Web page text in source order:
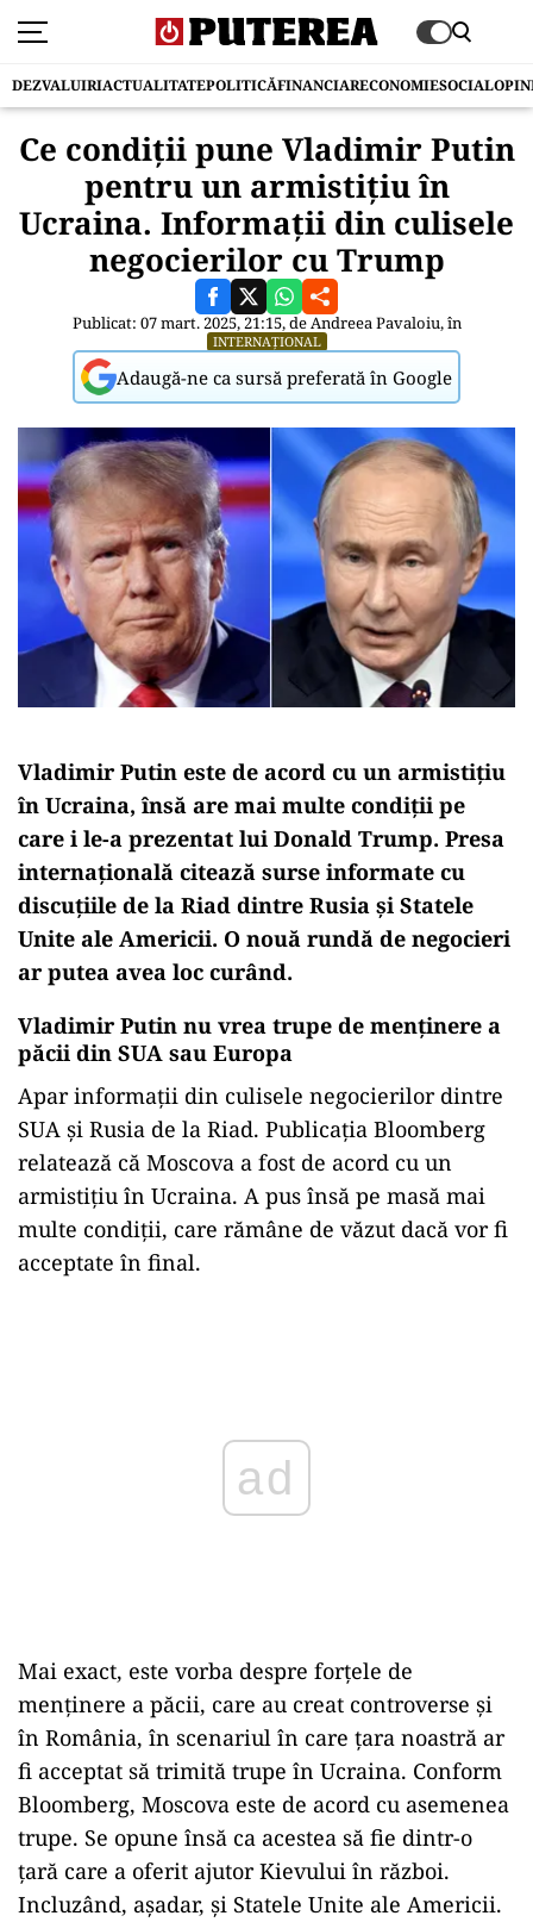
DEZVALUIRIACTUALITATEPOLITICĂFINANCIARECONOMIESOCIAL
Ce condiții pune Vladimir Putin
pentru un armistițiu în
Ucraina. Informații din culisele
negocierilor cu Trump
Publicat: 07 mart. 2025, 21:15, deAndreea Pavaloiu, în
INTERNAȚIONAL
Adaugă-ne ca sursă preferată în Google
Vladimir Putin este de acord cu un armistițiu
în Ucraina, însă are mai multe condiții pe
care i le-a prezentat lui Donald Trump. Presa
internațională citează surse informate cu
discuțiile de la Riad dintre Rusia și Statele
Unite ale Americii. O nouă rundă de negocieri
ar putea avea loc curând.
Vladimir Putin nu vrea trupe de menținere a
păcii din SUA sau Europa
Apar informații din culisele negocierilor dintre
SUA și Rusia de la Riad. Publicația Bloomberg
relatează că Moscova a fost de acord cu un
armistițiu în Ucraina. A pus însă pe masă mai
multe condiții, care rămâne de văzut dacă vor fi
acceptate în final.
Mai exact, este vorba despre forțele de
menținere a păcii, care au creat controverse și
în România, în scenariul în care țara noastră ar
fi acceptat să trimită trupe în Ucraina. Conform
Bloomberg, Moscova este de acord cu asemenea
trupe. Se opune însă ca acestea să fie dintr-o
țară care a oferit ajutor Kievului în război.
Incluzând, așadar, și Statele Unite ale Americii.